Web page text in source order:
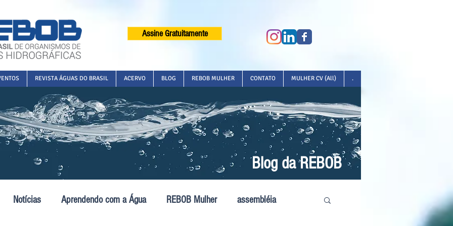
Assine Gratuitamente
REVISTA ÁGUAS DO BRASIL ACERVO BLOG REBOB MULHER CONTATO MULHER CV (All) .
Blog da REBOB
Notícias Aprendendo com a Água REBOB Mulher assembléia